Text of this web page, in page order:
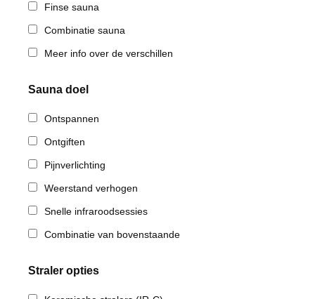
Finse sauna
Combinatie sauna
Meer info over de verschillen
Sauna doel
Ontspannen
Ontgiften
Pijnverlichting
Weerstand verhogen
Snelle infraroodsessies
Combinatie van bovenstaande
Straler opties